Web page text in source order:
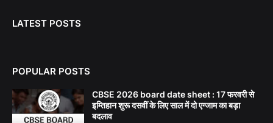
LATEST POSTS
POPULAR POSTS
CBSE 2026 board date sheet : 17 फरवरी से
इम्तिहान शुरू दसवीं के लिए साल में दो एग्जाम का बड़ा
बदलाव